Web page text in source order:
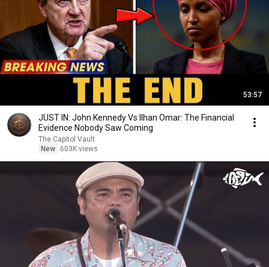
53:57
JUST IN: John Kennedy Vs Ilhan Omar: The Financial
Evidence Nobody Saw Coming
The Capitol Vault
New
603K views